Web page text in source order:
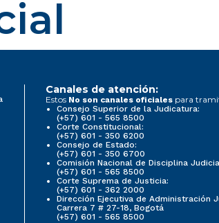
Canales de atención:
Estos No son canales oficiales para
Consejo Superior de la Judicatura:
(+57) 601 - 565 8500
Corte Constitucional:
(+57) 601 - 350 6200
Consejo de Estado:
(+57) 601 - 350 6700
Comisión Nacional de Disciplina
(+57) 601 - 565 8500
Corte Suprema de Justicia:
(+57) 601 - 362 2000
Dirección Ejecutiva de Administración
Carrera 7 # 27-18, Bogotá
(+57) 601 - 565 8500